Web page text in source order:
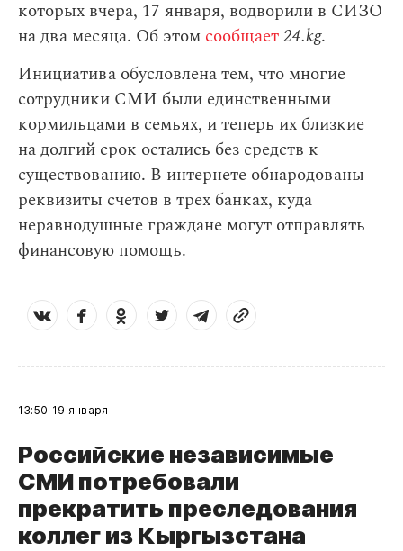
которых вчера, 17 января, водворили в СИЗО
на два месяца. Об этом сообщает24.kg.
Инициатива обусловлена тем, что многие
сотрудники СМИ были единственными
кормильцами в семьях, и теперь их близкие
на долгий срок остались без средств к
существованию. В интернете обнародованы
реквизиты счетов в трех банках, куда
неравнодушные граждане могут отправлять
финансовую помощь.
13:50 19 января
Российские независимые
СМИ потребовали
прекратить преследования
коллег из Кыргызстана